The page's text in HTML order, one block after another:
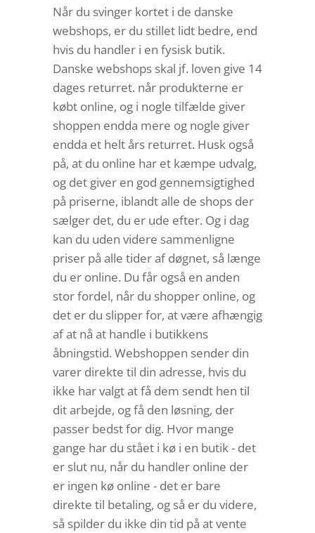
Når du svinger kortet i de danske
webshops, er du stillet lidt bedre, end
hvis du handler i en fysisk butik.
Danske webshops skal jf. loven give 14
dages returret. når produkterne er
købt online, og i nogle tilfælde giver
shoppen endda mere og nogle giver
endda et helt års returret. Husk også
på, at du online har et kæmpe udvalg,
og det giver en god gennemsigtighed
på priserne, iblandt alle de shops der
sælger det, du er ude efter. Og i dag
kan du uden videre sammenligne
priser på alle tider af døgnet, så længe
du er online. Du får også en anden
stor fordel, når du shopper online, og
det er du slipper for, at være afhængig
af at nå at handle i butikkens
åbningstid. Webshoppen sender din
varer direkte til din adresse, hvis du
ikke har valgt at få dem sendt hen til
dit arbejde, og få den løsning, der
passer bedst for dig. Hvor mange
gange har du stået i kø i en butik - det
er slut nu, når du handler online der
er ingen kø online - det er bare
direkte til betaling, og så er du videre,
så spilder du ikke din tid på at vente